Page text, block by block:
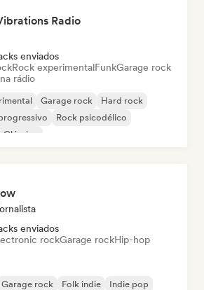
Radio
enviados
Rock experimentalFunkGarage rock
rádio
Garage rock
Hard rock
Rock psicodélico
enviados
rockGarage rockHip-hop
Garage rock Folk indie
Indie pop